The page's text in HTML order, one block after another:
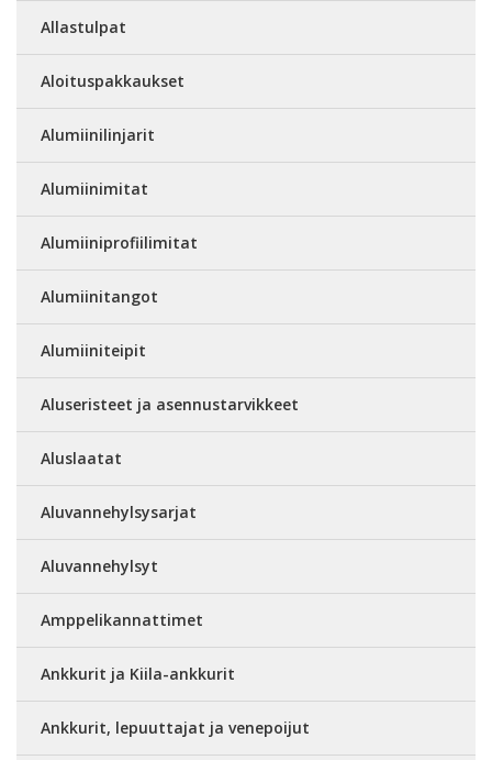
Allastulpat
Aloituspakkaukset
Alumiinilinjarit
Alumiinimitat
Alumiiniprofiilimitat
Alumiinitangot
Alumiiniteipit
Aluseristeet ja asennustarvikkeet
Aluslaatat
Aluvannehylsysarjat
Aluvannehylsyt
Amppelikannattimet
Ankkurit ja Kiila-ankkurit
Ankkurit, lepuuttajat ja venepoijut